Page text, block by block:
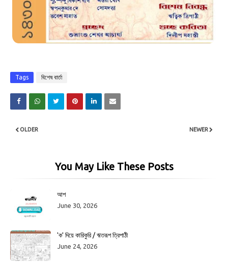
Tags বিশেষ বার্তা
NEWER
OLDER
You May Like These Posts
আপ
June 30, 2026
'ক' দিয়ে কারিকুরি / ঋতরূপ ত্রিপাঠী
June 24, 2026